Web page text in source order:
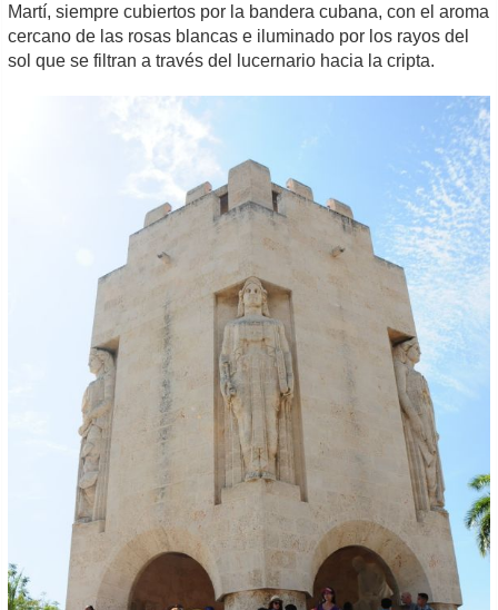
Martí, siempre cubiertos por la bandera cubana, con el aroma
cercano de las rosas blancas e iluminado por los rayos del
sol que se filtran a través del lucernario hacia la cripta.